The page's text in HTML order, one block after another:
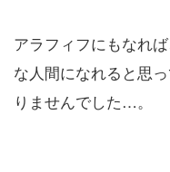
アラフィフにもなれ
な人間になれると思
りませんでした…。